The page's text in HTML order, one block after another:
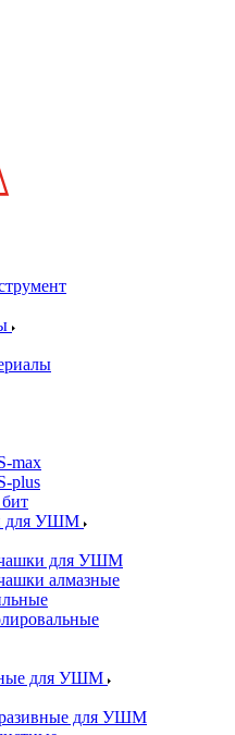
max
plus
для УШМ
для УШМ
алмазные
для УШМ
для УШМ